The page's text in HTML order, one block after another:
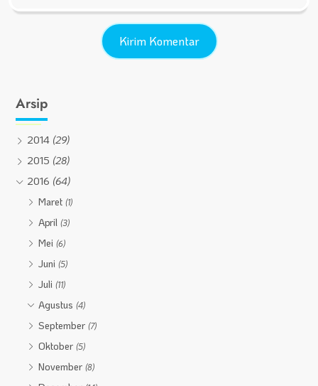
Arsip
2014 (29)
2015 (28)
2016 (64)
Maret(1)
April(3)
Mei(6)
Juni(5)
Juli(11)
Agustus(4)
September(7)
Oktober(5)
November(8)